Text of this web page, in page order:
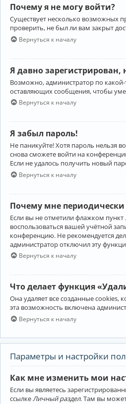
Почему я не могу войти?
Существует несколько возможных
проверить, не был ли вам закрыт
Вернуться к началу
Я давно
Возможно, администратор по
оставляющих сообщения, чтобы
Вернуться к началу
Я забыл пароль!
Не паникуйте! Хотя пароль нельзя
снова сможете войти на
Если не удалось получить новый
Вернуться к началу
Почему мне периодически
Если вы не отметили флажком пункт
воспользоваться вашей учётной
конференцию. Не рекомендуется
администратор отключил эту
Вернуться к началу
Что делает функция
Она удаляет все созданные
эта возможность включена
Вернуться к началу
Параметры и настройки
Как мне изменить мои
Если вы являетесь
ссылкеЛичный раздел. Там вы